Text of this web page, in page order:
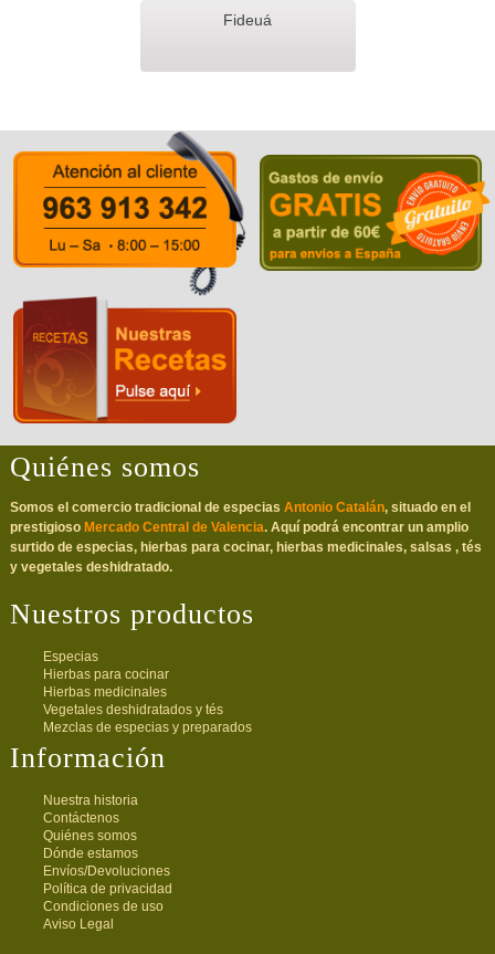
Fideuá
Quiénes somos
Somos el comercio tradicional de especias Antonio Catalán, situado en el
prestigioso Mercado Central de Valencia. Aquí podrá encontrar un amplio
surtido de especias, hierbas para cocinar, hierbas medicinales, salsas , tés
y vegetales deshidratado.
Nuestros productos
Especias
Hierbas para cocinar
Hierbas medicinales
Vegetales deshidratados y tés
Mezclas de especias y preparados
Información
Nuestra historia
Contáctenos
Quiénes somos
Dónde estamos
Envíos/Devoluciones
Política de privacidad
Condiciones de uso
Aviso Legal